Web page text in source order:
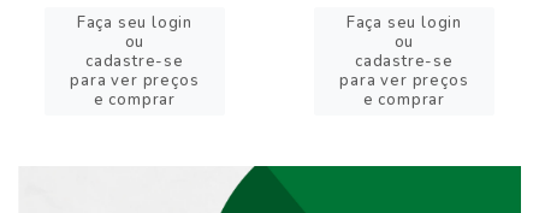
Faça seu login
ou
cadastre-se
para ver preços
e comprar
Faça seu login
ou
cadastre-se
para ver preços
e comprar